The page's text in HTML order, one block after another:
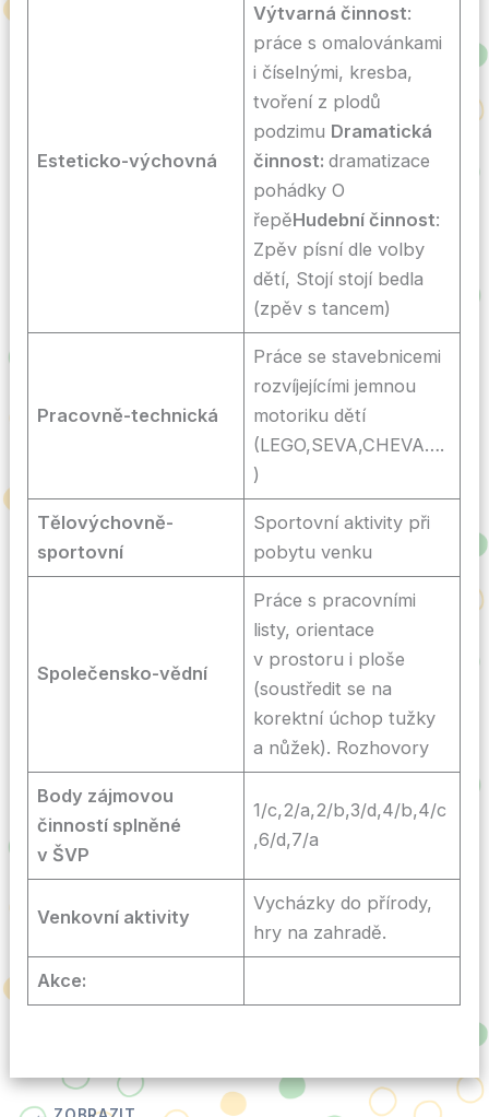
Esteticko-výchovná
Výtvarná činnost:
práce s omalovánkami
i číselnými, kresba,
tvoření z plodů
podzimu Dramatická
činnost:dramatizace
pohádky O
řepěHudební činnost:
Zpěv písní dle volby
dětí, Stojí stojí bedla
(zpěv s tancem)
Pracovně-technická
Práce se stavebnicemi
rozvíjejícími jemnou
motoriku dětí
(LEGO,SEVA,CHEVA….
)
Tělovýchovně-
sportovní
Sportovní aktivity při
pobytu venku
Společensko-vědní
Práce s pracovními
listy, orientace
v prostoru i ploše
(soustředit se na
korektní úchop tužky
a nůžek). Rozhovory
Body zájmovou
činností splněné
v ŠVP
1/c,2/a,2/b,3/d,4/b,4/c
,6/d,7/a
Venkovní aktivity
Vycházky do přírody,
hry na zahradě.
Akce: